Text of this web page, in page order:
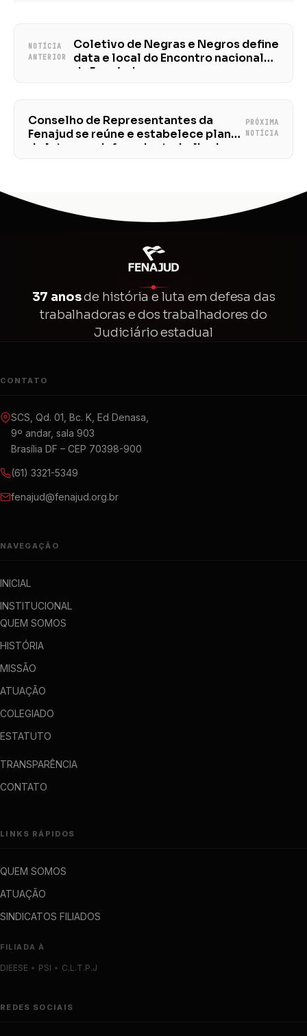
NOTÍCIA
ANTERIOR
Coletivo de Negras e Negros define
data e local do Encontro nacional
da Fenajud
Conselho de Representantes da
Fenajud se reúne e estabelece plano
de lutas em defesa das trabalhadoras
PRÓXIMA
NOTÍCIA
37 anosde história e luta em defesa das
trabalhadoras e dos trabalhadores do
Judiciário estadual
CONTATO
SCS, Qd. 01, Bc. K, Ed Denasa,
9º andar, sala 903
Brasília DF – CEP 70398-900
(61) 3321-5349
fenajud@fenajud.org.br
NAVEGAÇÃO
INICIAL
INSTITUCIONAL
QUEM SOMOS
HISTÓRIA
MISSÃO
ATUAÇÃO
COLEGIADO
ESTATUTO
TRANSPARÊNCIA
CONTATO
LINKS RÁPIDOS
QUEM SOMOS
ATUAÇÃO
SINDICATOS FILIADOS
FILIADA À
DIEESE • PSI • C.L.T.P.J
REDES SOCIAIS